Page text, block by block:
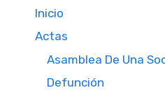
Inicio
Actas
Asamblea De Una
Defunción